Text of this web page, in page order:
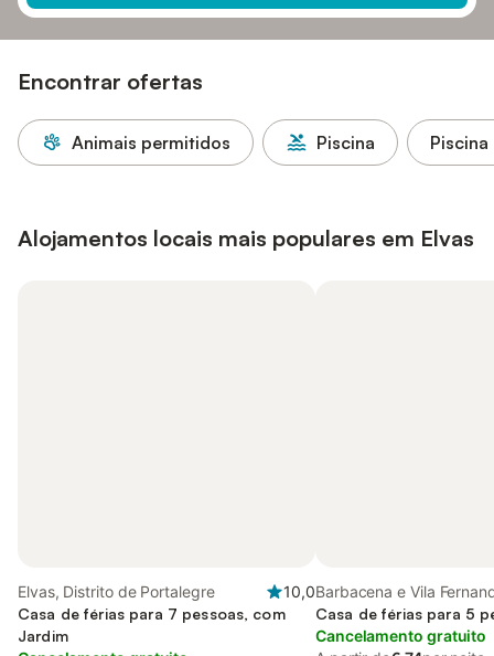
Encontrar ofertas
Animais permitidos Piscina
Alojamentos locais mais populares em Elvas
Elvas, Distrito de Portalegre
10,0
Casa de férias para 7 pessoas, com
Jardim
Barbacena e Vila
de Portalegre
Casa de férias para 5
Cancelamento gratuito